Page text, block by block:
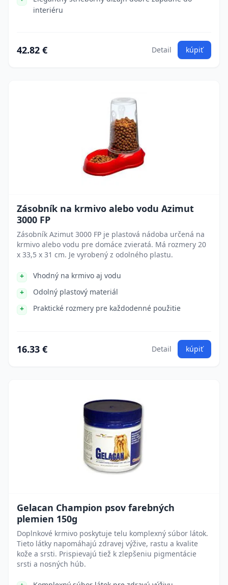
interiéru
42.82 € Detail kúpiť
Zásobník na krmivo alebo vodu Azimut
3000 FP
Zásobník Azimut 3000 FP je plastová nádoba určená na
krmivo alebo vodu pre domáce zvieratá. Má rozmery 20
x 33,5 x 31 cm. Je vyrobený z odolného plastu.
Vhodný na krmivo aj vodu
Odolný plastový materiál
Praktické rozmery pre každodenné použitie
16.33 € Detail kúpiť
Gelacan Champion psov farebných
plemien 150g
Doplnkové krmivo poskytuje telu komplexný súbor látok.
Tieto látky napomáhajú zdravej výžive, rastu a kvalite
kože a srsti. Prispievajú tiež k zlepšeniu pigmentácie
srsti a nosných húb.